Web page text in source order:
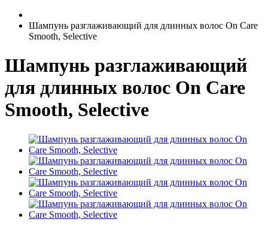
Шампунь разглаживающий для длинных волос On Care
Smooth, Selective
Шампунь разглаживающий
для длинных волос On Care
Smooth, Selective